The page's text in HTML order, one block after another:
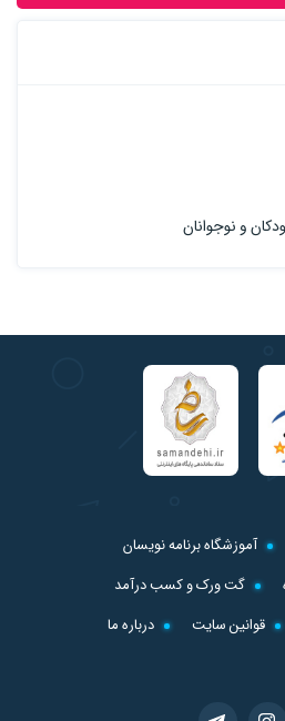
و نوجوانان
آموزشگاه برنامه نویسان
گت ورک و کسب درآمد
قوانین سایت
درباره ما